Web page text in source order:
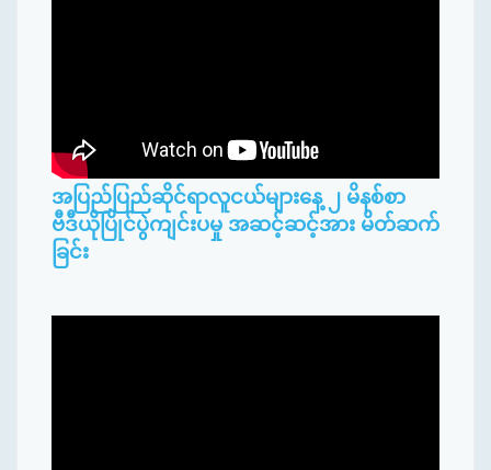
အပြည်ပြည်ဆိုင်ရာလူငယ်များနေ့ ၂ မိနစ်စာ
ဗီဒီယိုပြိုင်ပွဲကျင်းပမှု အဆင့်ဆင့်အား မိတ်ဆက်
ခြင်း